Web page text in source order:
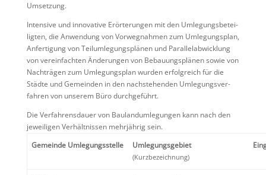
Umsetzung.
Inten­sive und innova­tive Erörte­rungen mit den Umlegungs­be­tei­
ligten, die Anwen­dung von Vorweg­nahmen zum Umlegungs­plan,
Anfer­ti­gung von Teilum­le­gungs­plänen und Paral­lel­ab­wick­lung
von verein­fachten Änderungen von Bebau­ungs­plänen sowie von
Nachträgen zum Umlegungs­plan wurden erfolg­reich für die
Städte und Gemeinden in den nachste­henden Umlegungs­ver­
fahren von unserem Büro durchgeführt.
Die Verfah­rens­dauer von Bauland­um­le­gungen kann nach den
jewei­ligen Verhält­nissen mehrjährig sein.
Gemeinde Umlegungs­stelle
Umlegungs­ge­biet
(Kurzbe­zeich­nung)